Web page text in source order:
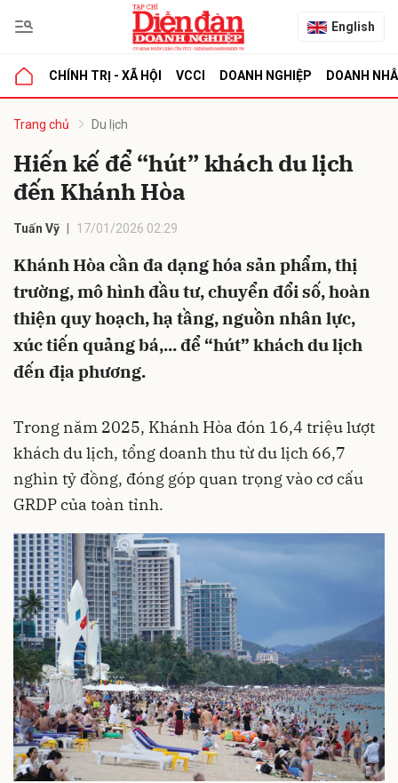
English
CHÍNH TRỊ - XÃ HỘI VCCI DOANH NGHIỆP DOANH
Trang chủ Du lịch
Hiến kế để “hút” khách du lịch
đến Khánh Hòa
Tuấn Vỹ 17/01/2026 02:29
Khánh Hòa cần đa dạng hóa sản phẩm, thị
trường, mô hình đầu tư, chuyển đổi số, hoàn
thiện quy hoạch, hạ tầng, nguồn nhân lực,
xúc tiến quảng bá,... để “hút” khách du lịch
đến địa phương.
Trong năm 2025, Khánh Hòa đón 16,4 triệu lượt
khách du lịch, tổng doanh thu từ du lịch 66,7
nghìn tỷ đồng, đóng góp quan trọng vào cơ cấu
GRDP của toàn tỉnh.
luận
Hủy